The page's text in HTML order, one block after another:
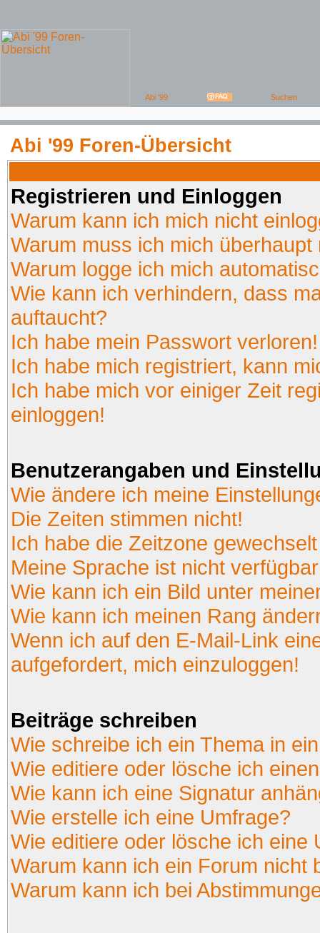
Abi '99 Foren-Übersicht
Registrieren und Einloggen
Warum kann ich mich nicht
Warum muss ich mich überhaupt
Warum logge ich mich
Wie kann ich verhindern, dass
auftaucht?
Ich habe mein Passwort verloren!
Ich habe mich registriert, kann
Ich habe mich vor einiger Zeit
einloggen!
Benutzerangaben und
Wie ändere ich meine
Die Zeiten stimmen nicht!
Ich habe die Zeitzone
Meine Sprache ist nicht
Wie kann ich ein Bild unter
Wie kann ich meinen Rang
Wenn ich auf den E-Mail-Link
aufgefordert, mich einzuloggen!
Beiträge schreiben
Wie schreibe ich ein Thema in
Wie editiere oder lösche ich
Wie kann ich eine Signatur
Wie erstelle ich eine Umfrage?
Wie editiere oder lösche ich eine
Warum kann ich ein Forum nicht
Warum kann ich bei